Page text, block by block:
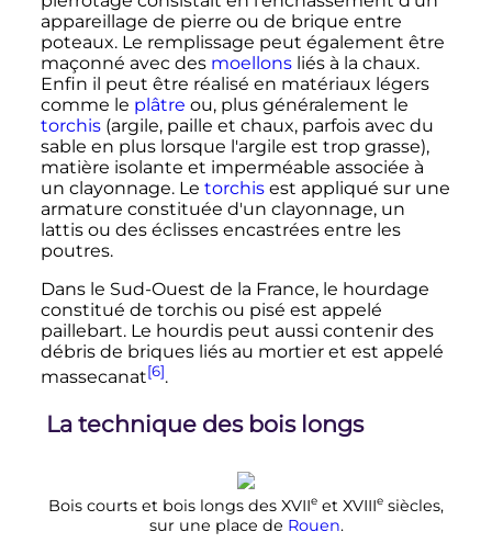
appareillage de pierre ou de brique entre
poteaux. Le remplissage peut également être
maçonné avec des moellonsliés à la chaux.
Enfin il peut être réalisé en matériaux légers
comme le plâtre ou, plus généralement le
torchis(argile, paille et chaux, parfois avec du
sable en plus lorsque l'argile est trop grasse),
matière isolante et imperméable associée à
un clayonnage. Le torchisest appliqué sur une
armature constituée d'un clayonnage, un
lattis ou des éclisses encastrées entre les
poutres.
Dans le Sud-Ouest de la France, le hourdage
constitué de torchis ou pisé est appelé
paillebart. Le hourdis peut aussi contenir des
débris de briques liés au mortier et est appelé
massecanat[6].
La technique des bois longs
Bois courts et bois longs des XVIIe et XVIIIe siècles,
sur une place de Rouen.